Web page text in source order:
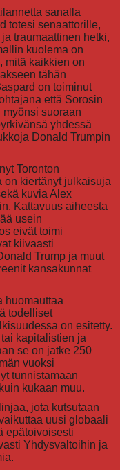
sanalla
totesi senaattorille,
traumaattinen hetki,
kuolema on
mitä kaikkien on
tähän
on toiminut
että Sorosin
suoraan
yhdessä
Donald Trumpin
Toronton
on kiertänyt julkaisuja
kuvia Alex
Kattavuus aiheesta
usein
eivät toimi
kiivaasti
Trump ja muut
kansakunnat
huomauttaa
todelliset
on esitetty.
kapitalistien ja
se on jatke 250
vuoksi
tunnistamaan
kukaan muu.
jota kutsutaan
uusi globaali
epätoivoisesti
Yhdysvaltoihin ja